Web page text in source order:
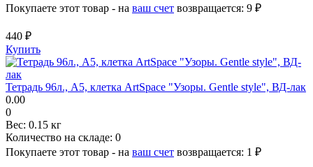
Покупаете этот товар - на ваш счет возвращается: 9 ₽
440 ₽
Купить
Тетрадь 96л., А5, клетка ArtSpace "Узоры. Gentle style", ВД-лак
0.00
0
Вес: 0.15 кг
Количество на складе: 0
Покупаете этот товар - на ваш счет возвращается: 1 ₽